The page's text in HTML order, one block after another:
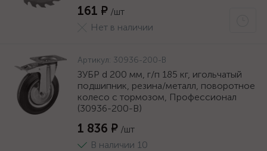
161 ₽ /шт
Нет в наличии
Артикул: 30936-200-B
ЗУБР d 200 мм, г/п 185 кг, игольчатый
подшипник, резина/металл, поворотное
колесо c тормозом, Профессионал
(30936-200-B)
1 836 ₽ /шт
В наличии 10